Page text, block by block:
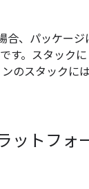
、パッケージ
す。スタック
のスタックに
ットフォ